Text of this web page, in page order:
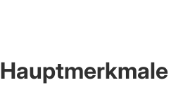
Hauptmerkmale